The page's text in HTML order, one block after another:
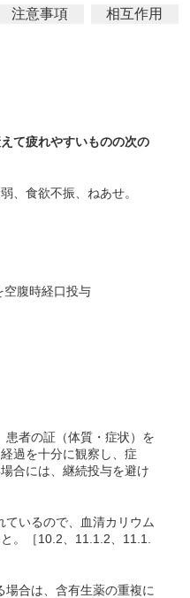
注意事項
相互作用
て疲れやすいものの次の
、食欲不振、ねあせ。
腹時経口投与
者の証（体質・症状）を
過を十分に観察し、症
合には、継続投与を避け
いるので、血清カリウム
。［10.2、11.1.2、11.1.
合は、含有生薬の重複に